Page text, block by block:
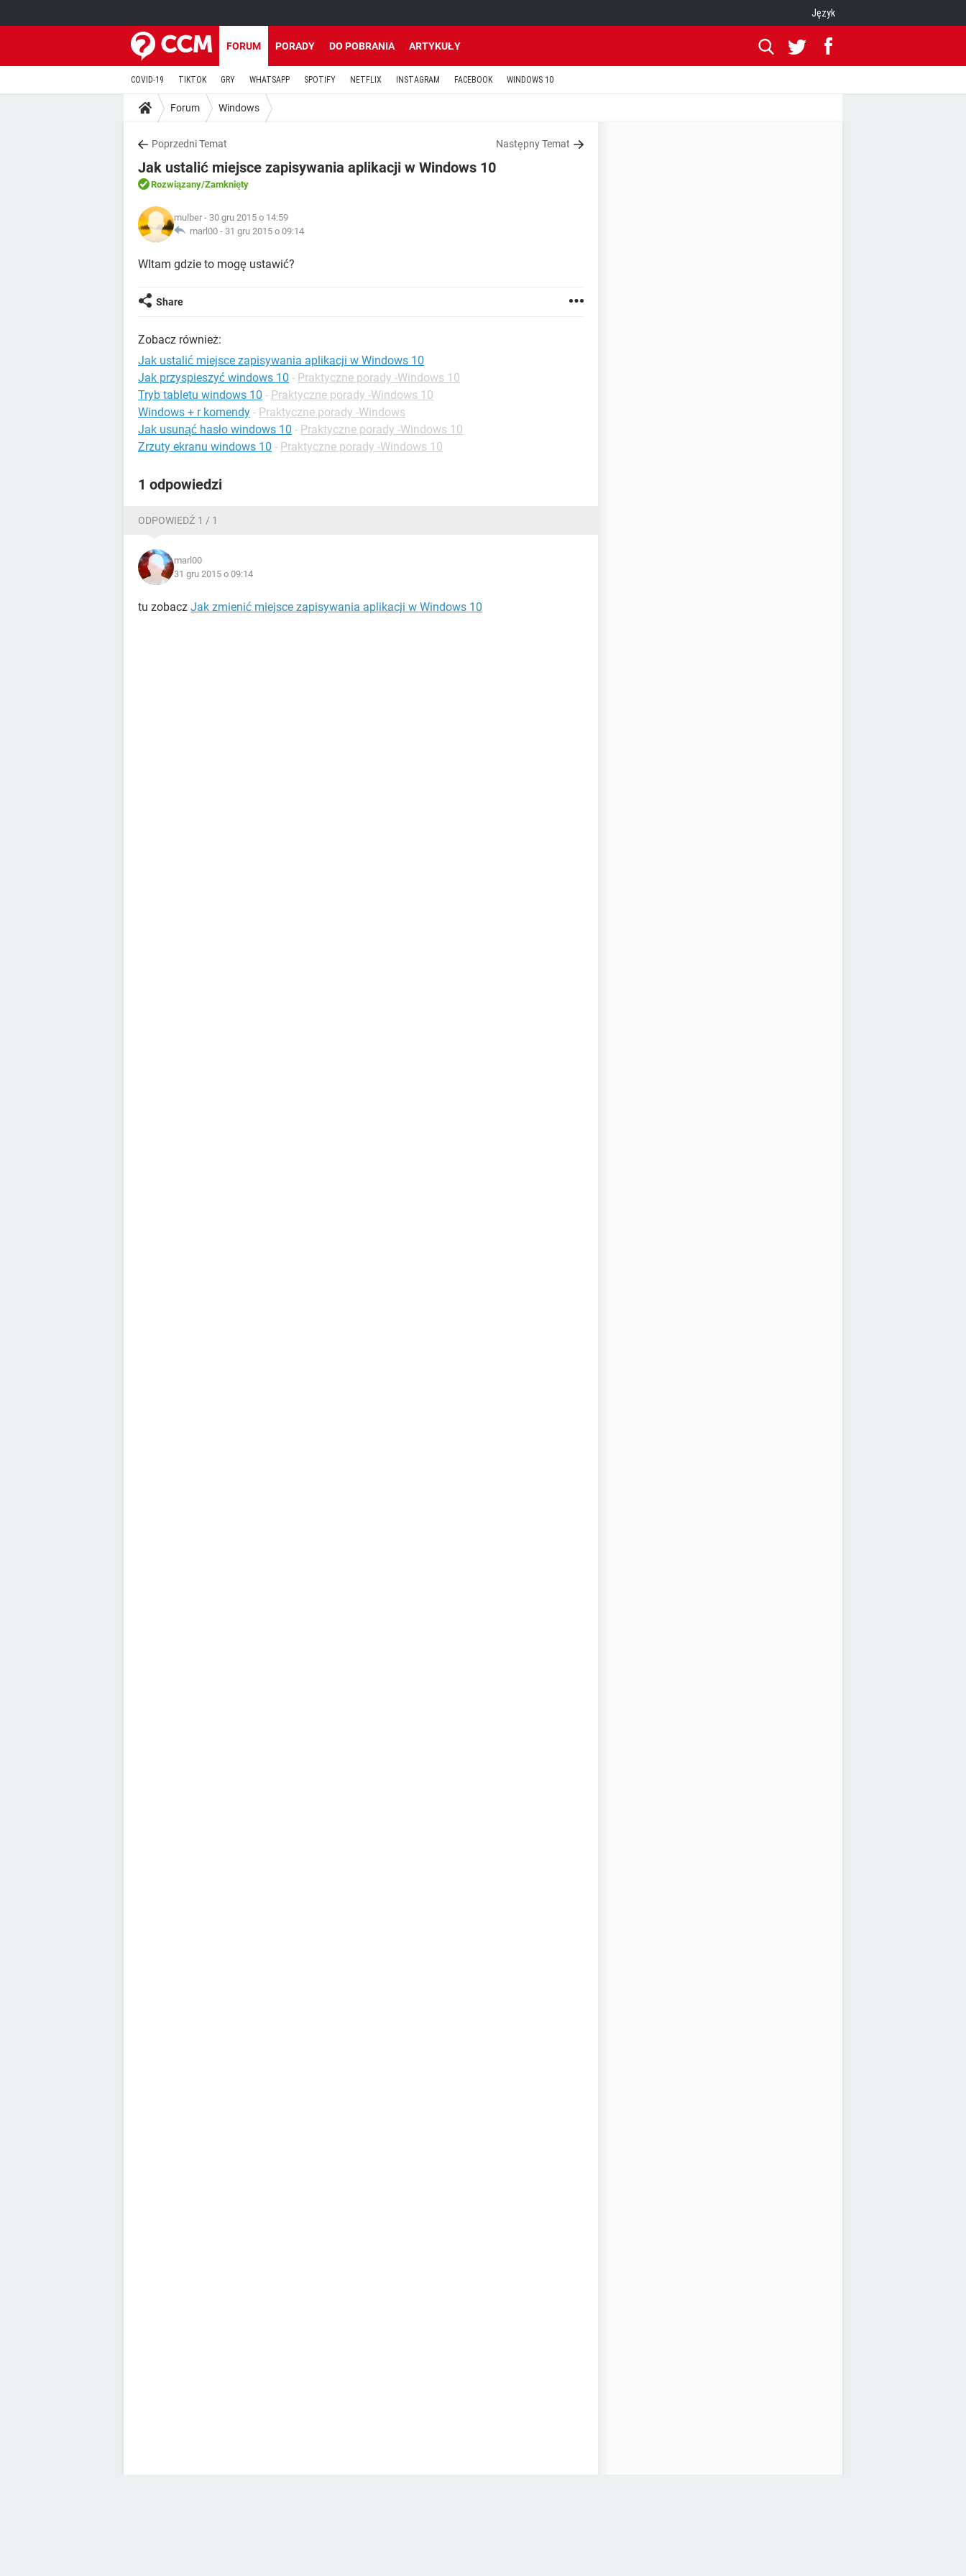
Język
FORUM PORADY DO POBRANIA ARTYKUŁY
COVID-19 TIKTOK GRY WHATSAPP SPOTIFY NETFLIX INSTAGRAM FACEBOOK WINDOWS 10
Forum Windows
Poprzedni Temat Następny Temat
Jak ustalić miejsce zapisywania aplikacji w Windows 10
Rozwiązany/Zamknięty
mulber - 30 gru 2015 o 14:59
marl00 - 31 gru 2015 o 09:14
WItam gdzie to mogę ustawić?
Share
Zobacz również:
Jak ustalić miejsce zapisywania aplikacji w Windows 10
Jak przyspieszyć windows 10 - Praktyczne porady -Windows 10
Tryb tabletu windows 10 - Praktyczne porady -Windows 10
Windows + r komendy - Praktyczne porady -Windows
Jak usunąć hasło windows 10 - Praktyczne porady -Windows 10
Zrzuty ekranu windows 10 - Praktyczne porady -Windows 10
1 odpowiedzi
ODPOWIEDŹ 1 / 1
marl00
31 gru 2015 o 09:14
tu zobacz Jak zmienić miejsce zapisywania aplikacji w Windows 10